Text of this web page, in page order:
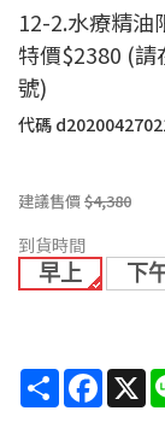
12-2.水療精油
特價$2380 (請
號)
代碼
建議售價$4,380
到貨時間
早上
下
Share X